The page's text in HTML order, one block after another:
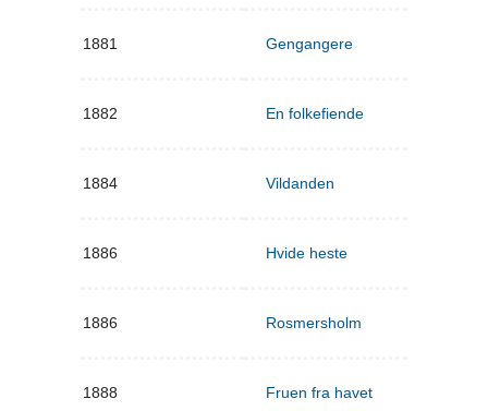
1881 Gengangere
1882 En folkefiende
1884 Vildanden
1886 Hvide heste
1886 Rosmersholm
1888 Fruen fra havet